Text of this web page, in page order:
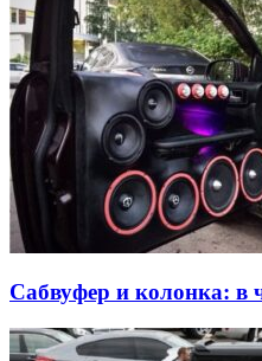
Сабвуфер и колонка: в